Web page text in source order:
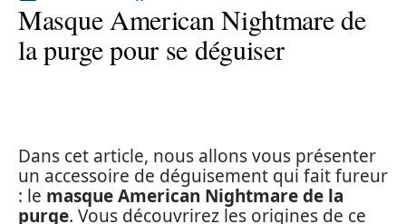
Masque American Nightmare de
la purge pour se déguiser
Dans cet article, nous allons vous présenter
un accessoire de déguisement qui fait fureur
: le masque American Nightmare de la
purge. Vous découvrirez les origines de ce